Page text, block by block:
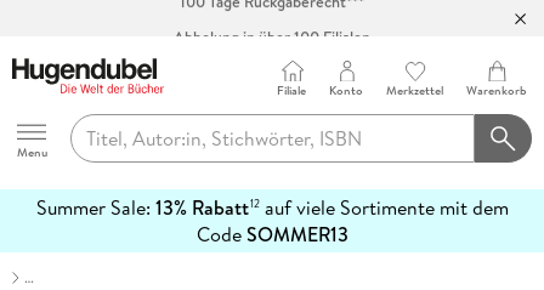
Abholung in über 100 Filialen
Hugendubel
Menu
Filiale Konto Merkzettel Warenkorb
Summer Sale: 13% Rabatt12auf viele Sortimente mit dem
CodeSOMMER13
erfahren
…